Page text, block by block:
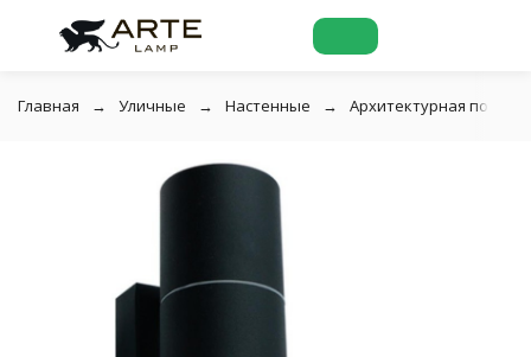
Главная Уличные Настенные Архитектурная